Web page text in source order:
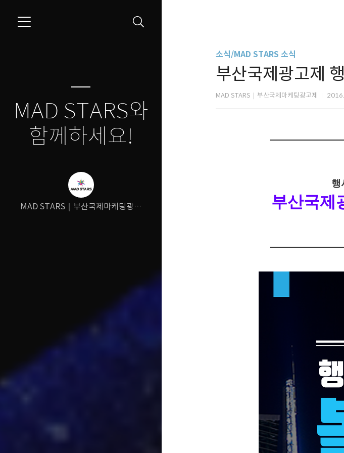
MAD STARS와
함께하세요!
MAD STARS｜부산국제마케팅광고
소식/MAD STARS 소식
부산국제광고제
MAD STARS｜부산국제마케팅광고제
행
부산국제